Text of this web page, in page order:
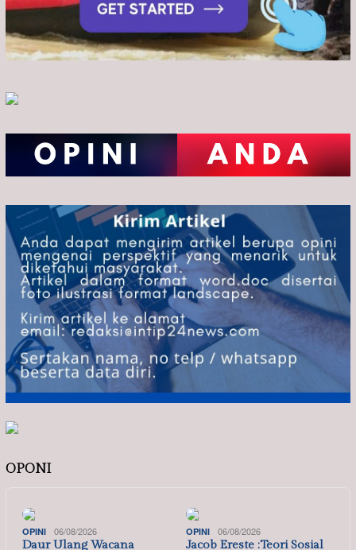
OPONI
OPINI 06/08/2026
Daur Ulang Wacana
OPINI 06/08/2026
Jacob Ereste :Teori Sosial